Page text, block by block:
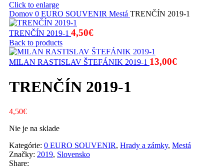
Click to enlarge
Domov 0 EURO SOUVENIR Mestá TRENČÍN 2019-1
TRENČÍN 2019-1 4,50€
Back to products
MILAN RASTISLAV ŠTEFÁNIK 2019-1 13,00€
TRENČÍN 2019-1
4,50€
Nie je na sklade
Kategórie: 0 EURO SOUVENIR, Hrady a zámky, Mestá
Značky: 2019, Slovensko
Share: